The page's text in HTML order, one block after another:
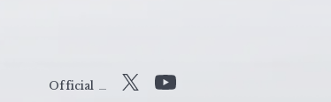
Official